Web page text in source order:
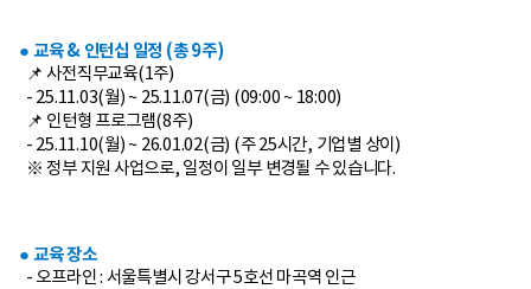
● 교육 & 인턴십 일정 (총 9주)
📌 사전직무교육(1주)
- 25.11.03(월) ~ 25.11.07(금) (09:00 ~ 18:00)
📌 인턴형 프로그램(8주)
- 25.11.10(월) ~ 26.01.02(금) (주 25시간, 기업별 상이)
※ 정부 지원 사업으로, 일정이 일부 변경될 수 있습니다.
● 교육 장소
- 오프라인 : 서울특별시 강서구 5호선 마곡역 인근